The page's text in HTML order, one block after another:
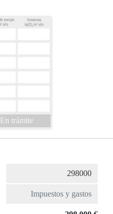
En trámite